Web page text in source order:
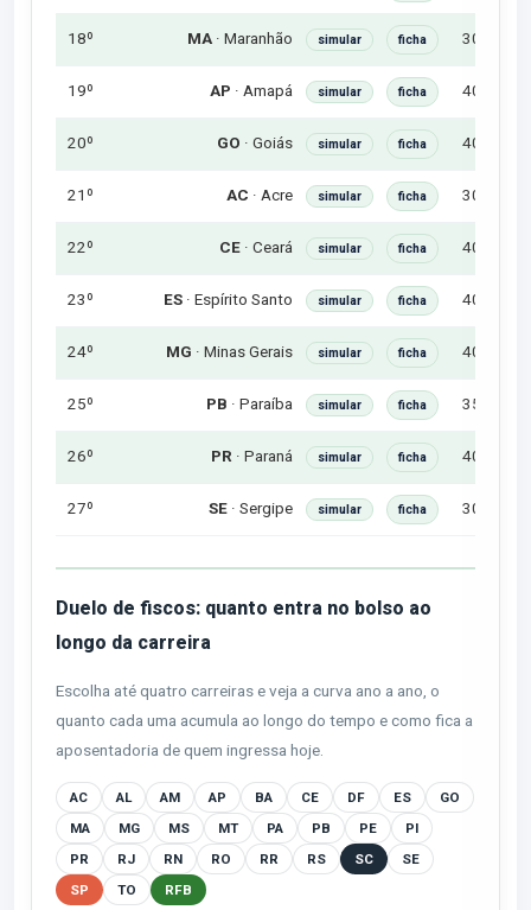
18º MA · Maranhão simular ficha 30h
19º AP · Amapá simular ficha 40h
20º GO · Goiás simular ficha 40h
21º AC · Acre simular ficha 30h
22º CE · Ceará simular ficha 40h
23º ES · Espírito Santo simular ficha 40h
24º MG · Minas Gerais simular ficha 40h
25º PB · Paraíba simular ficha 35h
26º PR · Paraná simular ficha 40h
27º SE · Sergipe simular ficha 30h
Duelo de fiscos: quanto entra no bolso ao
longo da carreira
Escolha até quatro carreiras e veja a curva ano a ano, o
quanto cada uma acumula ao longo do tempo e como fica a
aposentadoria de quem ingressa hoje.
AC AL AM AP BA CE DF ES
GO
MA
MG MS MT PA PB PE
PI
PR
RJ RN RO RR RS SC
SE
SP
TO RFB